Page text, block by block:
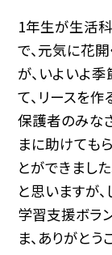
1年生が生活
で、元気に花
が、いよいよ
て、リースを作
保護者のみな
まに助けても
とができまし
と思いますが
学習支援ボラ
ま、ありがとう